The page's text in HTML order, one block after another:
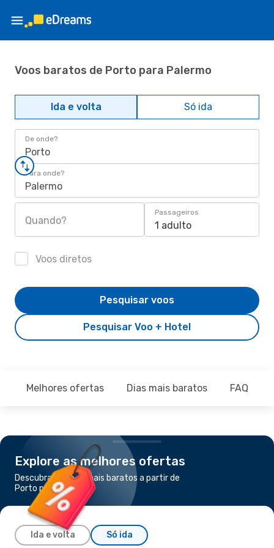
Voos baratos de Porto para Palermo
Ida e volta Só ida
De onde?
Porto
Para onde?
Palermo
Quando?
Passageiros
1 adulto
Voos diretos
Pesquisar Voo + Hotel
Pesquisar voos
Melhores ofertas Dias mais baratos FAQ
Explore as melhores ofertas
Descubra os voos mais baratos a partir de
Porto para Palermo
Ida e volta Só ida